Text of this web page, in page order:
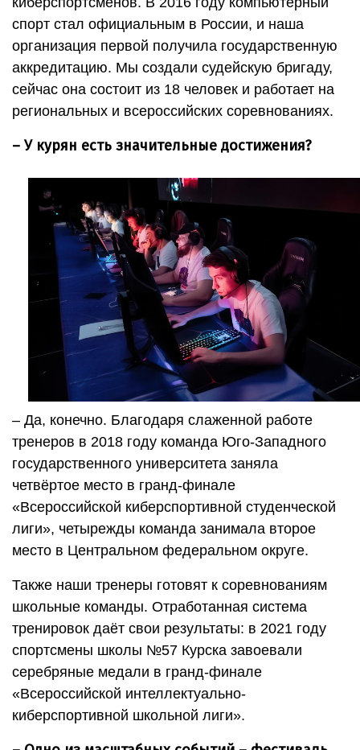
спорт стал официальным в России, и наша
организация первой получила государственную
аккредитацию. Мы создали судейскую бригаду,
сейчас она состоит из 18 человек и работает на
региональных и всероссийских соревнованиях.
– У курян есть значительные достижения?
– Да, конечно. Благодаря слаженной работе
тренеров в 2018 году команда Юго-Западного
государственного университета заняла
четвёртое место в гранд-финале
«Всероссийской киберспортивной студенческой
лиги», четырежды команда занимала второе
место в Центральном федеральном округе.
Также наши тренеры готовят к соревнованиям
школьные команды. Отработанная система
тренировок даёт свои результаты: в 2021 году
спортсмены школы №57 Курска завоевали
серебряные медали в гранд-финале
«Всероссийской интеллектуально-
киберспортивной школьной лиги».